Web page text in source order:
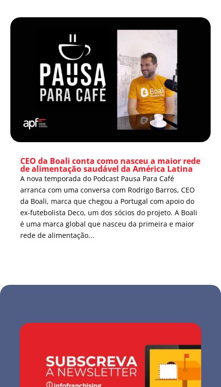
CEO da Boali conta como nasceu a maior rede
de alimentação saudável da América Latina
A nova temporada do Podcast Pausa Para Café
arranca com uma conversa com Rodrigo Barros, CEO
da Boali, marca que chegou a Portugal com apoio do
ex-futebolista Deco, um dos sócios do projeto. A Boali
é uma marca global que nasceu da primeira e maior
rede de alimentação...